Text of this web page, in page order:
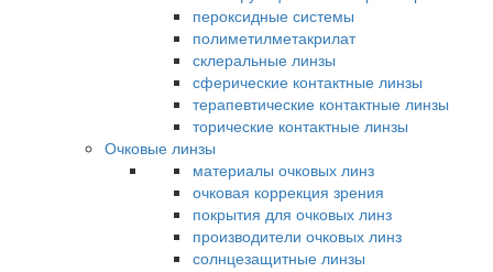
пероксидные системы
полиметилметакрилат
склеральные линзы
сферические контактные линзы
терапевтические контактные линзы
торические контактные линзы
Очковые линзы
материалы очковых линз
очковая коррекция зрения
покрытия для очковых линз
производители очковых линз
солнцезащитные линзы